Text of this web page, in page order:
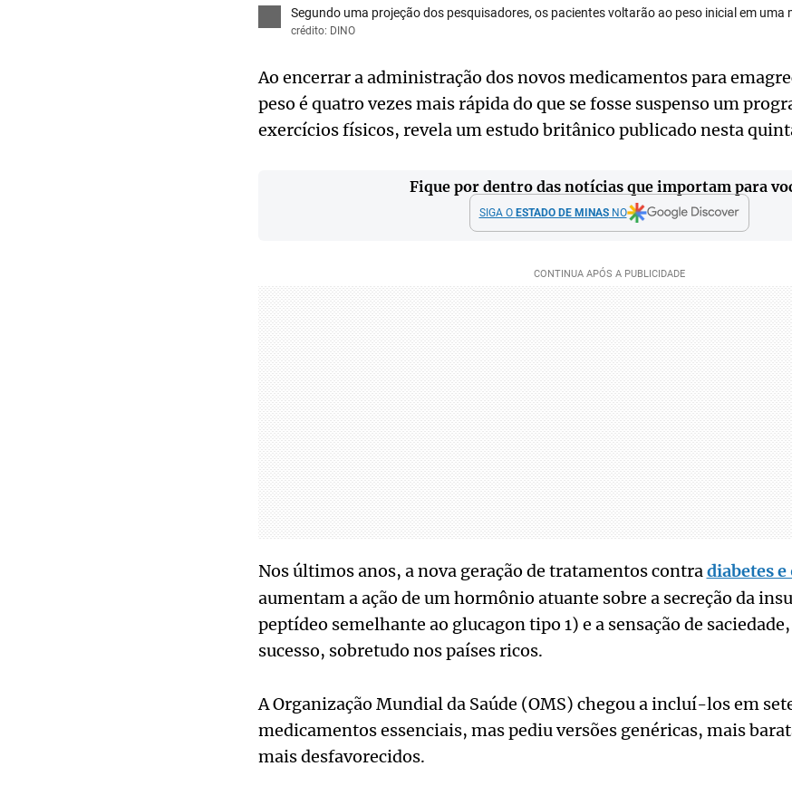
Segundo uma projeção dos pesquisadores, os pacientes voltarão ao peso inicial em uma
crédito: DINO
Ao encerrar a administração dos novos medicamentos para
peso é quatro vezes mais rápida do que se fosse suspenso um
exercícios físicos, revela um estudo britânico publicado nesta
Fique por dentro das notícias que importam para
SIGA O ESTADO DE MINASNO
Nos últimos anos, a nova geração de tratamentos contradiabetes e
aumentam a ação de um hormônio atuante sobre a secreção da
peptídeo semelhante ao glucagon tipo 1) e a sensação de
sucesso, sobretudo nos países ricos.
A Organização Mundial da Saúde (OMS) chegou a incluí-los em
medicamentos essenciais, mas pediu versões genéricas, mais
mais desfavorecidos.